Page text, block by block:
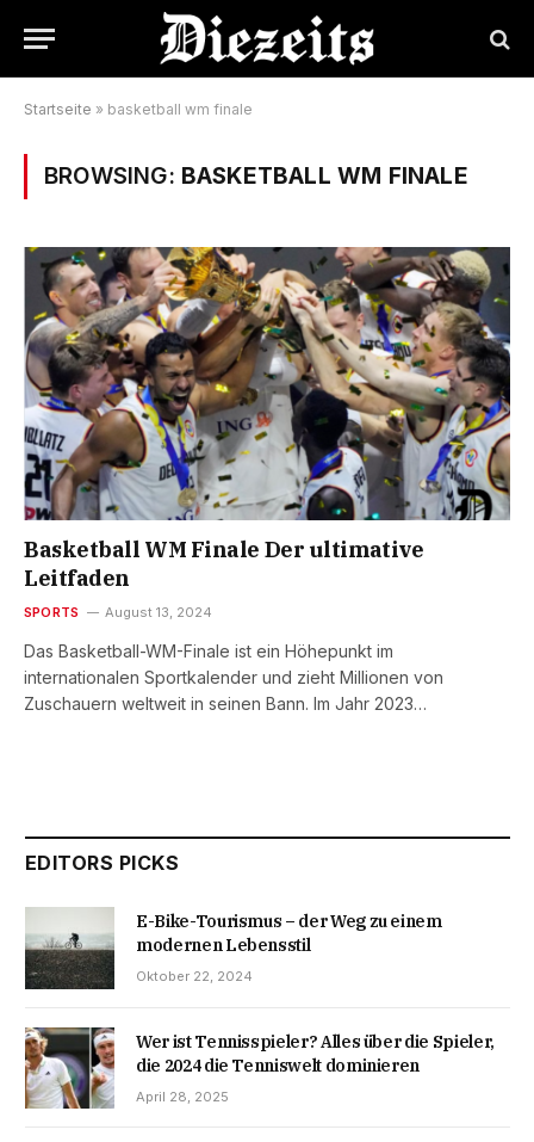
Startseite » basketball wm finale
BROWSING: BASKETBALL WM FINALE
Basketball WM Finale Der ultimative
Leitfaden
SPORTS August 13, 2024
Das Basketball-WM-Finale ist ein Höhepunkt im
internationalen Sportkalender und zieht Millionen von
Zuschauern weltweit in seinen Bann. Im Jahr 2023…
EDITORS PICKS
E-Bike-Tourismus – der Weg zu einem
modernen Lebensstil
Oktober 22, 2024
Wer ist Tennisspieler? Alles über die Spieler,
die 2024 die Tenniswelt dominieren
April 28, 2025